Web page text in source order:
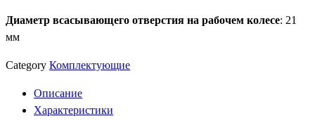
Диаметр всасывающего отверстия на рабочем колесе: 21
мм
Category Комплектующие
Описание
Характеристики